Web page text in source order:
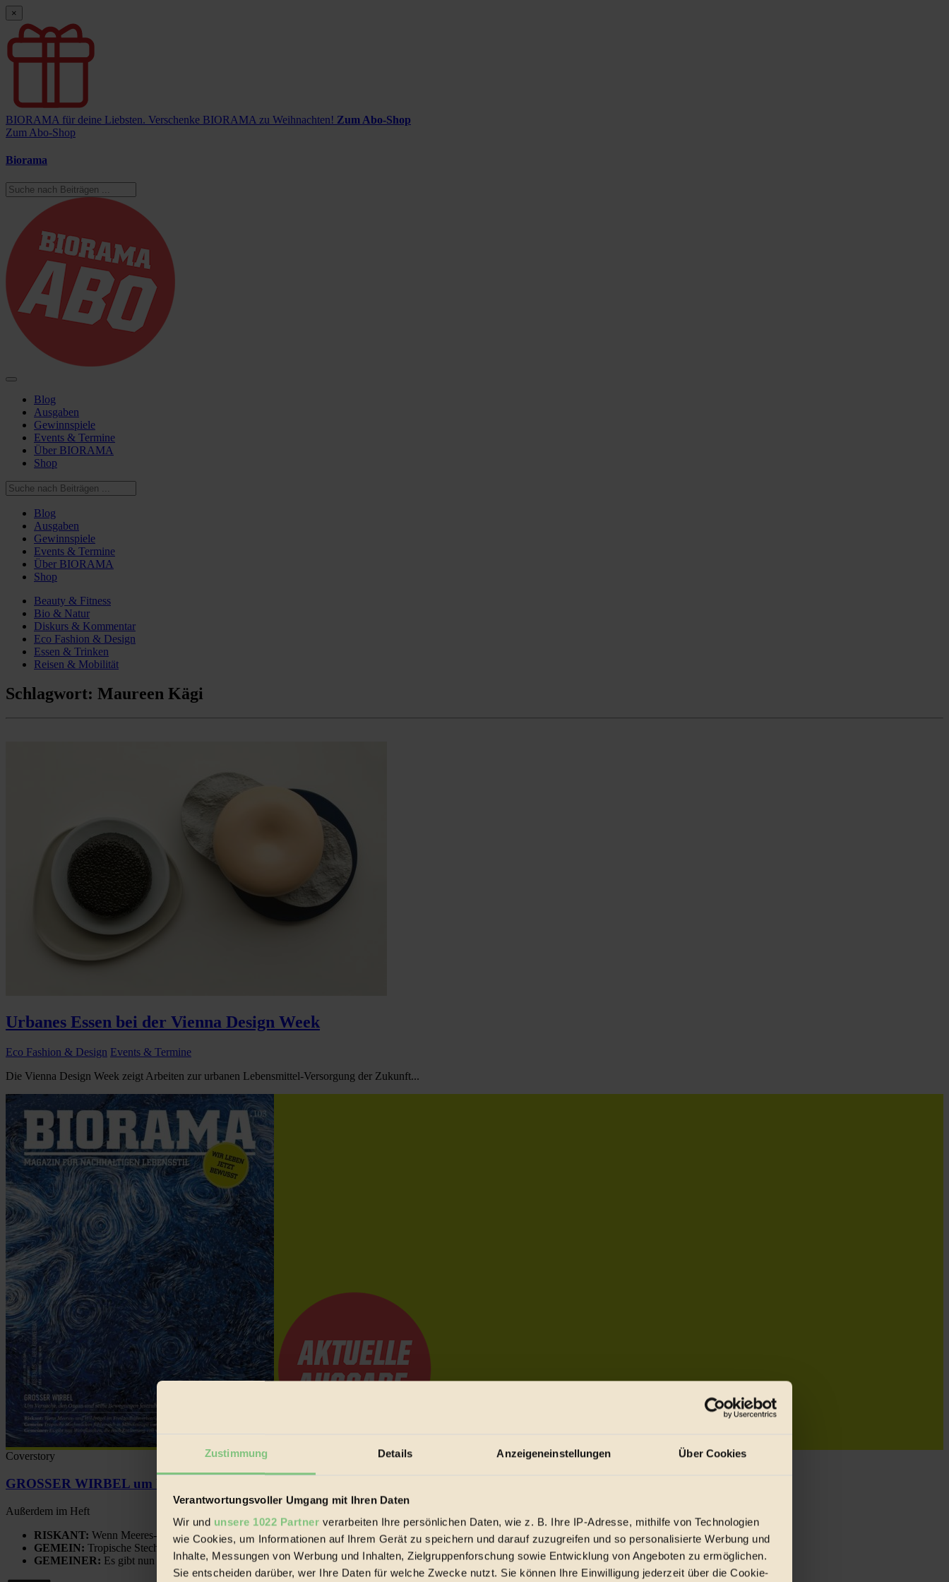
Zustimmung Details Anzeigeneinstellungen Über Cookies
Verantwortungsvoller Umgang mit Ihren Daten
Wir und unsere 1022 Partner verarbeiten Ihre persönlichen Daten, wie z. B. Ihre IP-Adresse, mithilfe von Technologien
wie Cookies, um Informationen auf Ihrem Gerät zu speichern und darauf zuzugreifen und so personalisierte Werbung und
Inhalte, Messungen von Werbung und Inhalten, Zielgruppenforschung sowie Entwicklung von Angeboten zu ermöglichen.
Sie entscheiden darüber, wer Ihre Daten für welche Zwecke nutzt. Sie können Ihre Einwilligung jederzeit über die Cookie-
×
BIORAMA für deine Liebsten. Verschenke BIORAMA zu Weihnachten! Zum Abo-Shop
Zum Abo-Shop
Biorama
Blog
Ausgaben
Gewinnspiele
Events & Termine
Über BIORAMA
Shop
Blog
Ausgaben
Gewinnspiele
Events & Termine
Über BIORAMA
Shop
Beauty & Fitness
Bio & Natur
Diskurs & Kommentar
Eco Fashion & Design
Essen & Trinken
Reisen & Mobilität
Schlagwort: Maureen Kägi
Urbanes Essen bei der Vienna Design Week
Eco Fashion & Design Events & Termine
Die Vienna Design Week zeigt Arbeiten zur urbanen Lebensmittel-Versorgung der Zukunft...
Coverstory
GROSSER WIRBEL um Versuche, den Ozean und seine Bewegungen festzuhalten.
Außerdem im Heft
RISKANT: Wenn Meeres- und Wildvögel im Freilandhühnerbetrieb vorbeischauen.
GEMEIN: Tropische Stechmücken fühlen sich in Mitteleuropa inziwschen oft zu Hause.
GEMEINER: Es gibt nun Weinflaschen, die nach Entleerung voll wieder zu dir zurückkommen.